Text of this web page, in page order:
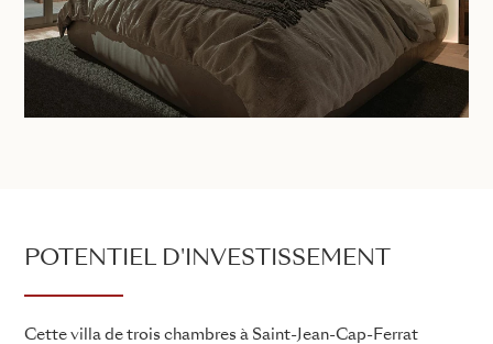
POTENTIEL D'INVESTISSEMENT
Cette villa de trois chambres à Saint-Jean-Cap-Ferrat